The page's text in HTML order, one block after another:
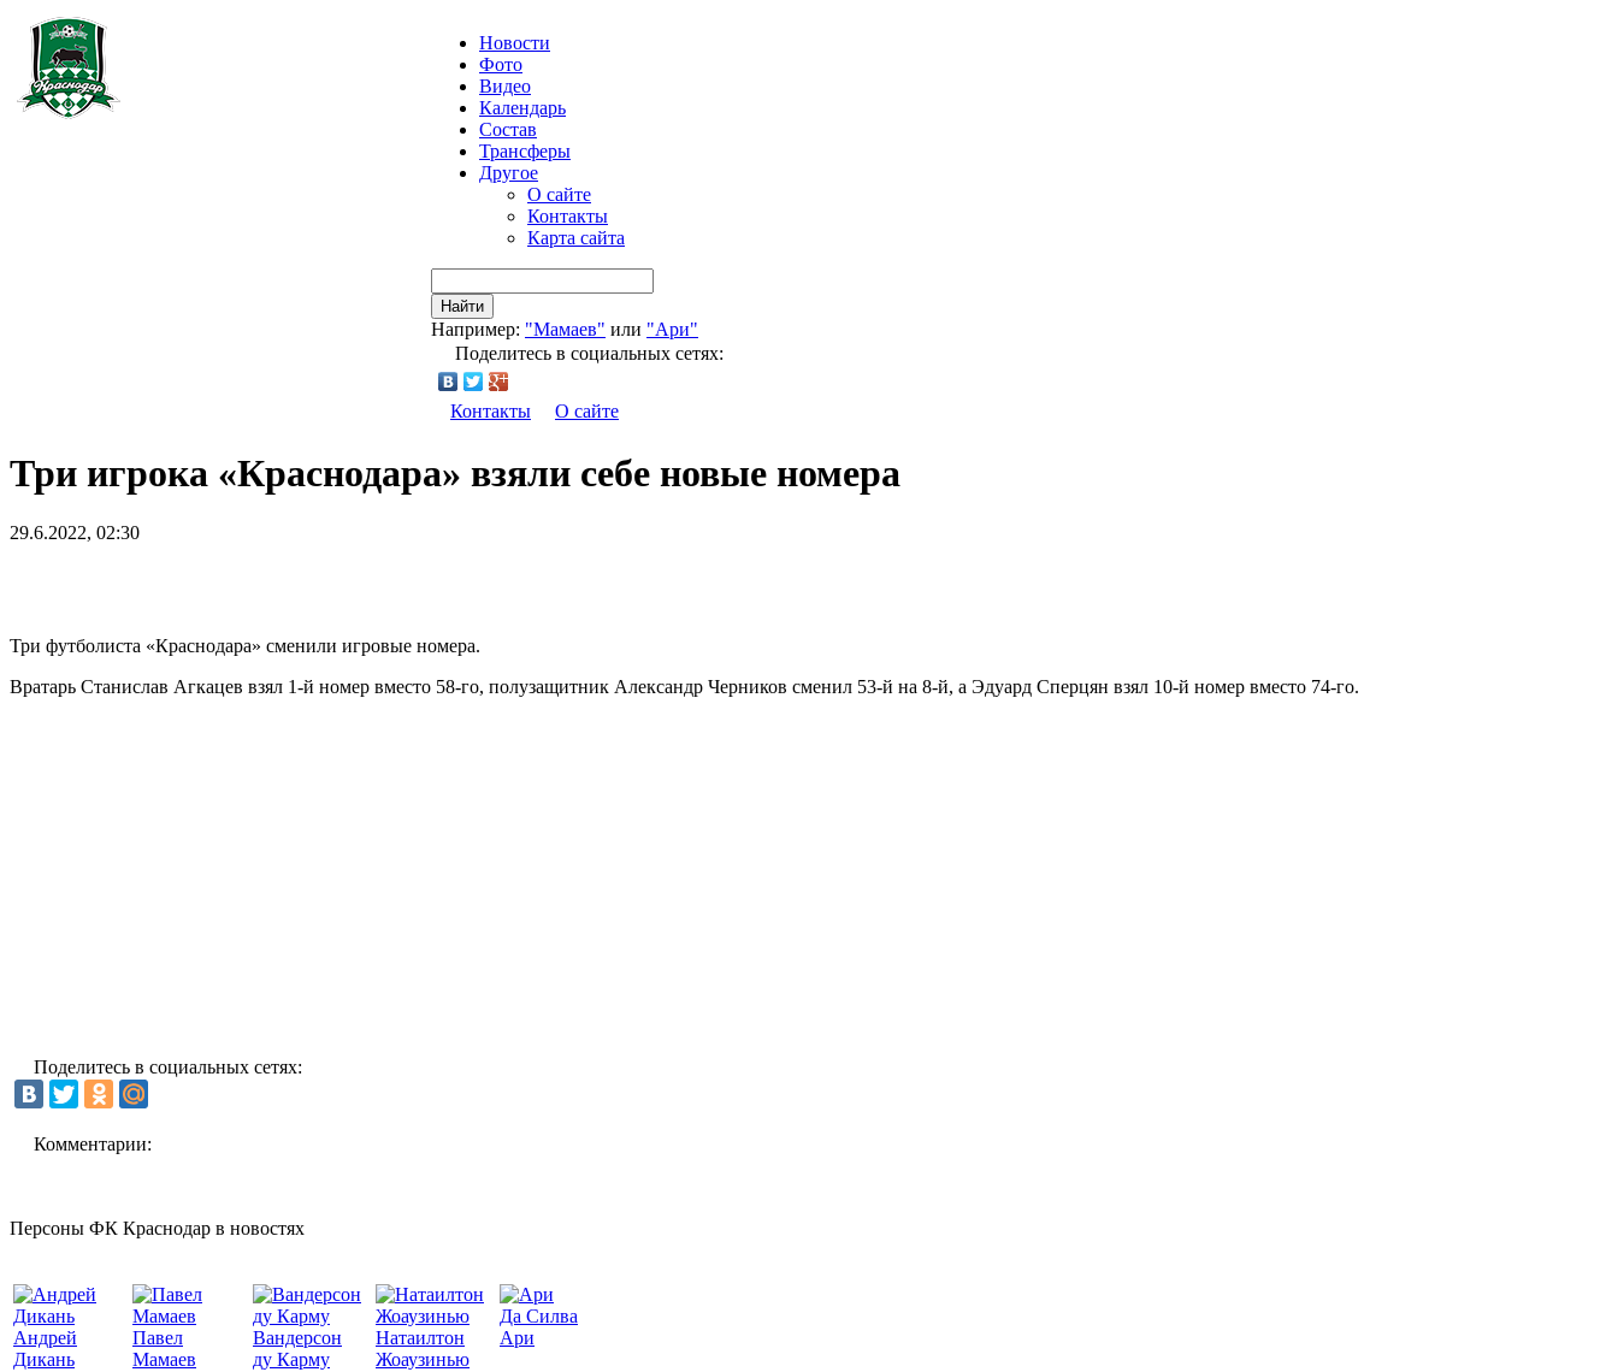
Новости
Фото
Видео
Календарь
Состав
Трансферы
Другое
О сайте
Контакты
Карта сайта
Найти
Например: "Мамаев" или "Ари"
Поделитесь в социальных сетях:
Контакты О сайте
Три игрока «Краснодара» взяли себе новые номера
29.6.2022, 02:30
Три футболиста «Краснодара» сменили игровые номера.
Вратарь Станислав Агкацев взял 1-й номер вместо 58-го, полузащитник Александр Черников сменил 53-й на 8-й, а Эдуард Сперцян взял 10-й номер вместо 74-го.
Поделитесь в социальных сетях:
Комментарии:
Персоны ФК Краснодар в новостях
Андрей
Дикань
Павел
Мамаев
Вандерсон
ду Карму
Натаилтон
Жоаузинью
Да Силва
Ари